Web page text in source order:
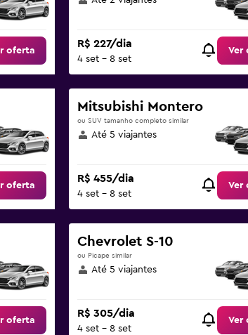
oferta
R$ 227/dia
4 set - 8 set
Ver
oferta
Mitsubishi Montero
ou SUV tamanho completo similar
Até 5 viajantes
R$ 455/dia
4 set - 8 set
Ver
oferta
Chevrolet S-10
ou Picape similar
Até 5 viajantes
R$ 305/dia
4 set - 8 set
Ver